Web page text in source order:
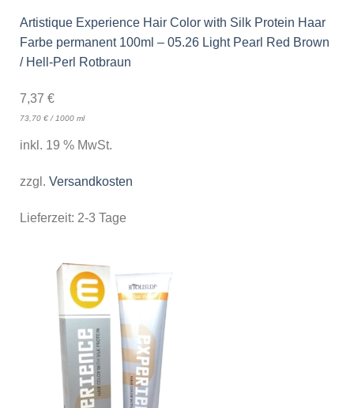
Artistique Experience Hair Color with Silk Protein Haar
Farbe permanent 100ml – 05.26 Light Pearl Red Brown
/ Hell-Perl Rotbraun
7,37 €
73,70 €/ 1000 ml
inkl. 19 % MwSt.
zzgl. Versandkosten
Lieferzeit: 2-3 Tage